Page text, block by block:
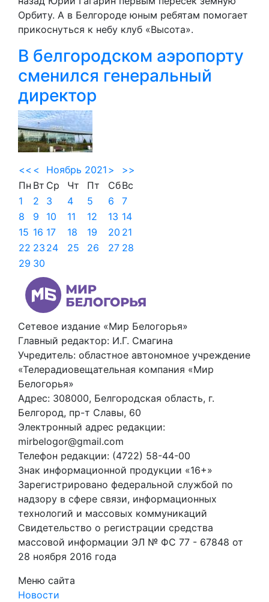
Орбиту. А в Белгороде юным ребятам помогает
прикоснуться к небу клуб «Высота».
В белгородском аэропорту
сменился генеральный
директор
<< < Ноябрь 2021 >
>>
Пн Вт Ср Чт Пт СбВс
1
2 3 4 5 6
7
8
9 10 11 12 13 14
15 16 17 18 19 20 21
22 23 24 25 26 27 28
29 30
Сетевое издание «Мир Белогорья»
Главный редактор: И.Г. Смагина
Учредитель: областное автономное учреждение
«Телерадиовещательная компания «Мир
Белогорья»
Адрес: 308000, Белгородская область, г.
Белгород, пр-т Славы, 60
Электронный адрес редакции:
mirbelogor@gmail.com
Телефон редакции: (4722) 58-44-00
Знак информационной продукции «16+»
Зарегистрировано федеральной службой по
надзору в сфере связи, информационных
технологий и массовых коммуникаций
Свидетельство о регистрации средства
массовой информации ЭЛ № ФС 77 - 67848 от
28 ноября 2016 года
Меню сайта
Новости